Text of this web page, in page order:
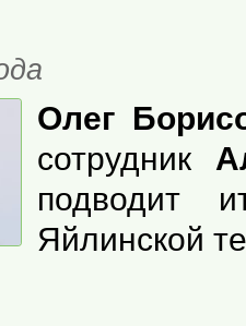
Олег
сотрудник
подводит
Яйлинской